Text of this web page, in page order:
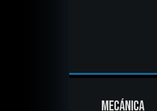
MECÁNICA